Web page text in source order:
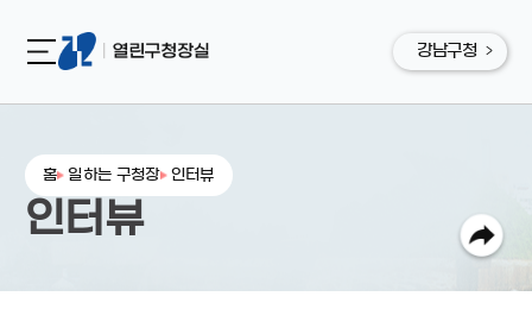
강남구청
홈 일하는 구청장 인터뷰
인터뷰